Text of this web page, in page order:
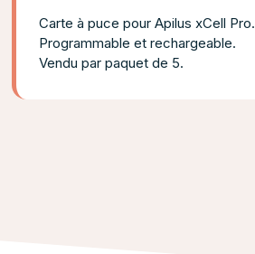
Carte à puce pour Apilus xCell Pro.
Programmable et rechargeable.
Vendu par paquet de 5.